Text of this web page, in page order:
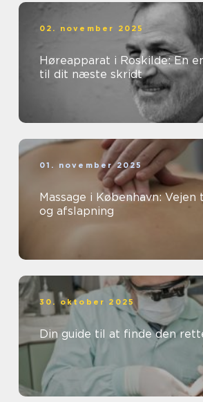
02. november 2025
Høreapparat i Roskilde: En
til dit næste skridt
01. november 2025
Massage i København:
og afslapning
30. oktober 2025
Din guide til at finde den